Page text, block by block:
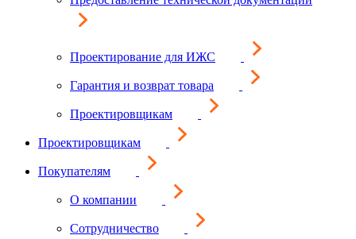
Проектирование для ИЖС
Гарантия и возврат товара
Проектировщикам
Проектировщикам
Покупателям
О компании
Сотрудничество